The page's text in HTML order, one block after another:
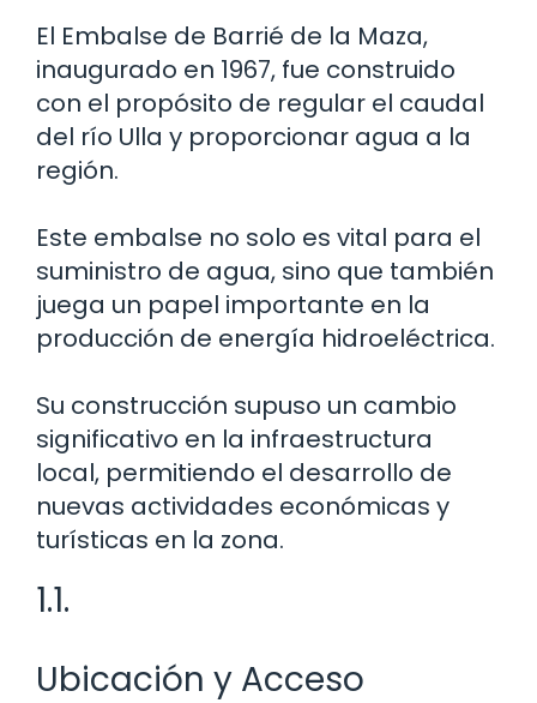
El Embalse de Barrié de la Maza,
inaugurado en 1967, fue construido
con el propósito de regular el caudal
del río Ulla y proporcionar agua a la
región.
Este embalse no solo es vital para el
suministro de agua, sino que también
juega un papel importante en la
producción de energía hidroeléctrica.
Su construcción supuso un cambio
significativo en la infraestructura
local, permitiendo el desarrollo de
nuevas actividades económicas y
turísticas en la zona.
1.1.
Ubicación y Acceso